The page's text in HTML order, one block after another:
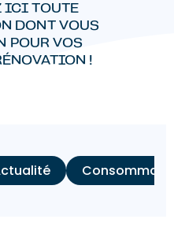
ICI TOUTE
DONT VOUS
POUR VOS
!